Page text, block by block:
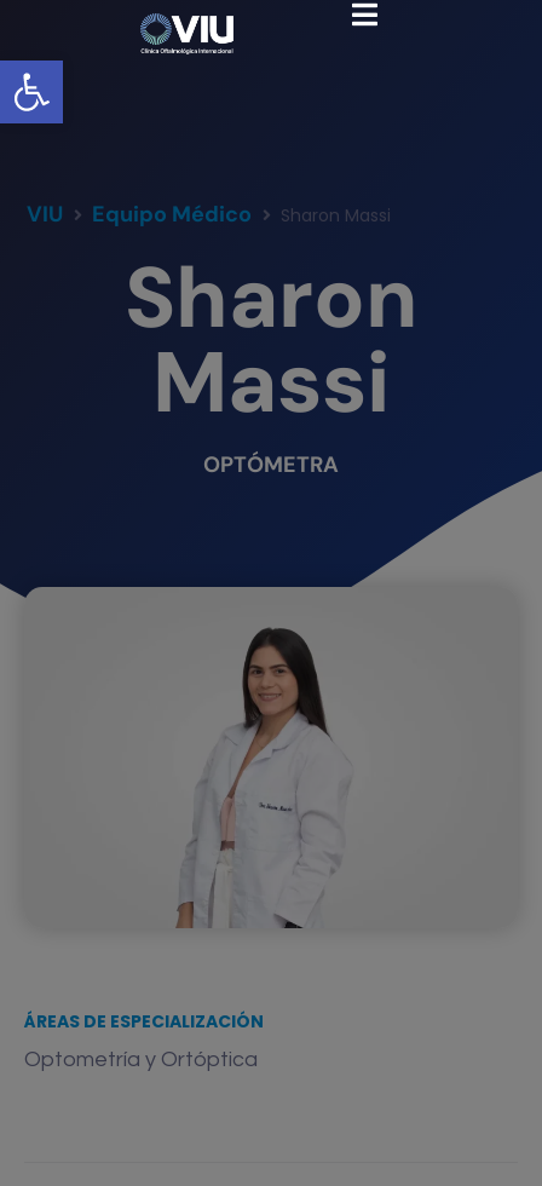
Abrir barra de herramientas
VIU Equipo Médico Sharon Massi
Sharon
Massi
OPTÓMETRA
ÁREAS DE ESPECIALIZACIÓN
Optometría y Ortóptica